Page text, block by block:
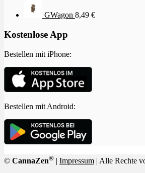
GWagon 8,49 €
Kostenlose App
Bestellen mit iPhone:
Bestellen mit Android:
© CannaZen® Impressum | Alle Rechte